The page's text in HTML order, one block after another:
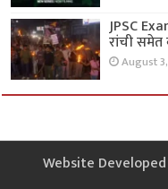
JPSC
रांची समेत
August
Website